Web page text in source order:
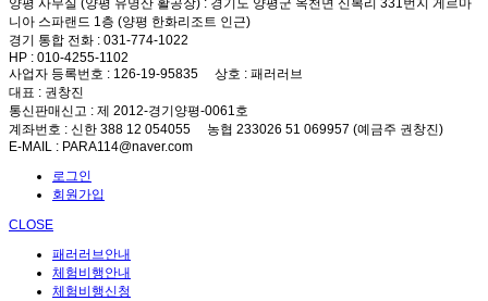
양평 사무실 (양평 유명산 활공장) : 경기도 양평군 옥천면 신복리 331번지 게르마
니아 스파랜드 1층 (양평 한화리조트 인근)
경기 통합 전화 : 031-774-1022
HP : 010-4255-1102
사업자 등록번호 : 126-19-95835 상호 : 패러러브
대표 : 권창진
통신판매신고 : 제 2012-경기양평-0061호
계좌번호 : 신한 388 12 054055 농협 233026 51 069957 (예금주 권창진)
E-MAIL : PARA114@naver.com
로그인
회원가입
CLOSE
패러러브안내
체험비행안내
체험비행신청